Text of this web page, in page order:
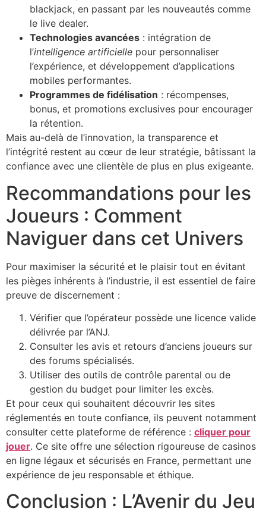
blackjack, en passant par les nouveautés comme
le live dealer.
Technologies avancées : intégration de
l’intelligence artificielle pour personnaliser
l’expérience, et développement d’applications
mobiles performantes.
Programmes de fidélisation : récompenses,
bonus, et promotions exclusives pour encourager
la rétention.
Mais au-delà de l’innovation, la transparence et
l’intégrité restent au cœur de leur stratégie, bâtissant la
confiance avec une clientèle de plus en plus exigeante.
Recommandations pour les
Joueurs : Comment
Naviguer dans cet Univers
Pour maximiser la sécurité et le plaisir tout en évitant
les pièges inhérents à l’industrie, il est essentiel de faire
preuve de discernement :
Vérifier que l’opérateur possède une licence valide
délivrée par l’ANJ.
Consulter les avis et retours d’anciens joueurs sur
des forums spécialisés.
Utiliser des outils de contrôle parental ou de
gestion du budget pour limiter les excès.
Et pour ceux qui souhaitent découvrir les sites
réglementés en toute confiance, ils peuvent notamment
consulter cette plateforme de référence : cliquer pour
jouer. Ce site offre une sélection rigoureuse de casinos
en ligne légaux et sécurisés en France, permettant une
expérience de jeu responsable et éthique.
Conclusion : L’Avenir du Jeu